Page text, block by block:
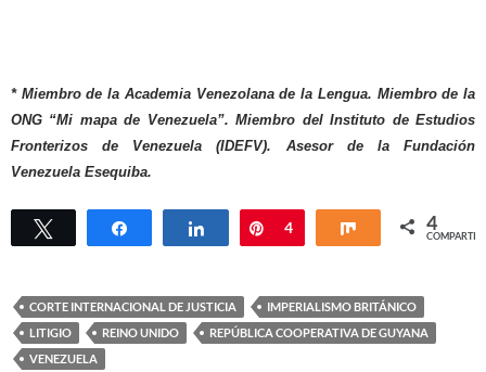
* Miembro de la Academia Venezolana de la Lengua. Miembro de la
ONG “Mi mapa de Venezuela”. Miembro del Instituto de Estudios
Fronterizos de Venezuela (IDEFV). Asesor de la Fundación
Venezuela Esequiba.
Twittear Compartir CompartirPin
4 Compartir
4
COMPARTIR
CORTE INTERNACIONAL DE JUSTICIA
IMPERIALISMO BRITÁNICO
LITIGIO
REINO UNIDO
REPÚBLICA COOPERATIVA DE GUYANA
VENEZUELA